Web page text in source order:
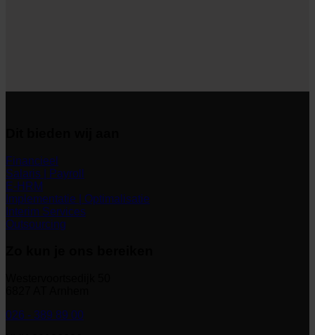
Financieel
Salaris | Payroll
E-HRM
Implementatie | Optimalisatie
Interim Services
Outsourcing
026 - 389 89 00